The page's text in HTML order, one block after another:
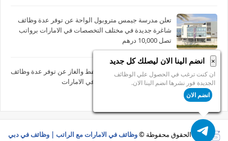
× انضم الينا الان ليصلك كل جديد
ان كنت ترغب في الحصول علي الوظائف
الجديدة فور نشرها انضم الينا الان.
انضم الان
تعلن مدرسة جيمس متروبول الواحة عن توفر عدة وظائف
شاغرة جديدة في مختلف التخصصات في الامارات برواتب
تصل 10,000 درهم
تعلن شركة ارامكو للتجارة للنفط والغاز عن توفر عدة وظائف
شاغرة جديدة بأبوظبي ودبي في الامارات
جميع الحقوق محفوظة ©وظائف في الامارات مع الراتب | وظائف في دبي